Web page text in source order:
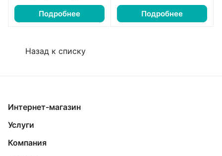
Подробнее Подробнее
Назад к списку
Интернет-магазин
Услуги
Компания